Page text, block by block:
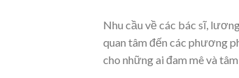
Nhu cầu về các bác sĩ,
quan tâm đến các phương
cho những ai đam mê và